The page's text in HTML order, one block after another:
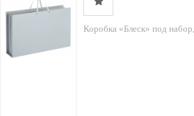
Коробка «Блеск» под